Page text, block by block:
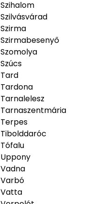
Szihalom
Szilvásvárad
Szirma
Szirmabesenyő
Szomolya
Szúcs
Tard
Tardona
Tarnalelesz
Tarnaszentmária
Terpes
Tibolddaróc
Tófalu
Uppony
Vadna
Varbó
Vatta